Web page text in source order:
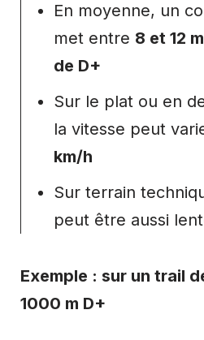
En moyenne, un
met entre 8 et 12
de D+
Sur le plat ou en
la vitesse peut
km/h
Sur terrain
peut être aussi
Exemple : sur un trail
1000 m D+